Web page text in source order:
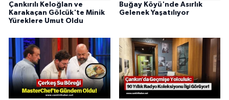
Çankırılı Keloğlan ve
Karakaçan Gölcük'te Minik
Yüreklere Umut Oldu
Buğay Köyü'nde Asırlık
Gelenek Yaşatılıyor